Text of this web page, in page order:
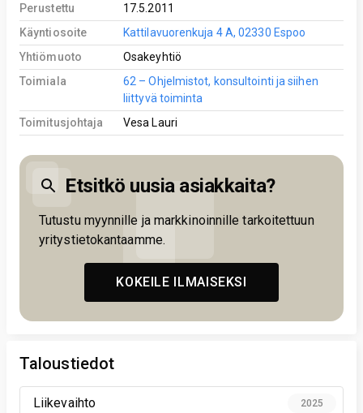
Perustettu
17.5.2011
Käyntiosoite
Kattilavuorenkuja 4 A, 02330 Espoo
Yhtiömuoto
Osakeyhtiö
Toimiala
62 – Ohjelmistot, konsultointi ja siihen
liittyvä toiminta
Toimitusjohtaja
Vesa Lauri
Etsitkö uusia asiakkaita?
Tutustu myynnille ja markkinoinnille tarkoitettuun
yritystietokantaamme.
KOKEILE ILMAISEKSI
Taloustiedot
Liikevaihto 2025